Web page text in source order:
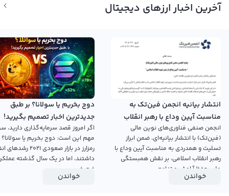
آخرین اخبار ارزهای دیجیتال
انتشار بیانیه انجمن فین‌تک به
مناسبت آیین وداع با رهبر انقلاب
اسلامی
انجمن صنفی فناوری‌های نوین مالی
(فین‌تک) با انتشار بیانیه‌ای، ضمن ابراز
تسلیت و همدردی به مناسبت آیین وداع با
رهبر انقلاب اسلامی، بر نقش همبستگی
ملی، حفظ آرامش و تداوم...
خواندن
دوج بخریم یا سولانا؟ بر طبق
جدیدترین اخبار تصمیم بگیرید!
اگر امروز قصد سرمایه‌گذاری دارید،
مهم این است: دوج بخریم یا
رمزارز در بازار صعودی ۲۰۲۱
داشتند، اما در یک سال گذشته
ضعیفی...
خواندن